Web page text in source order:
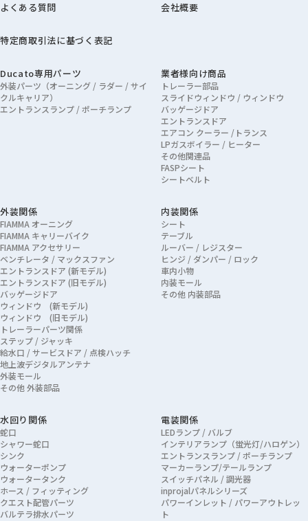
よくある質問 会社概要
特定商取引法に基づく表記
Ducato専用パーツ
外装パーツ（オーニング / ラダー / サイ
クルキャリア）
エントランスランプ / ポーチランプ
業者様向け商品
トレーラー部品
スライドウィンドウ / ウィンドウ
バッゲージドア
エントランスドア
エアコン クーラー /トランス
LPガスボイラー / ヒーター
その他関連品
FASPシート
シートベルト
外装関係
FIAMMA オーニング
FIAMMA キャリーバイク
FIAMMA アクセサリー
ベンチレータ / マックスファン
エントランスドア (新モデル)
エントランスドア (旧モデル)
バッゲージドア
ウィンドウ (新モデル)
ウィンドウ (旧モデル)
トレーラーパーツ関係
ステップ / ジャッキ
給水口 / サービスドア / 点検ハッチ
地上波デジタルアンテナ
外装モール
その他 外装部品
内装関係
シート
テーブル
ルーバー / レジスター
ヒンジ / ダンパー / ロック
車内小物
内装モール
その他 内装部品
水回り関係
蛇口
シャワー蛇口
シンク
ウォーターポンプ
ウォータータンク
ホース / フィッティング
クエスト配管パーツ
バルテラ排水パーツ
電装関係
LEDランプ / バルブ
インテリアランプ（蛍光灯/ハロゲン）
エントランスランプ / ポーチランプ
マーカーランプ/テールランプ
スイッチパネル / 調光器
inprojalパネルシリーズ
パワーインレット / パワーアウトレッ
ト